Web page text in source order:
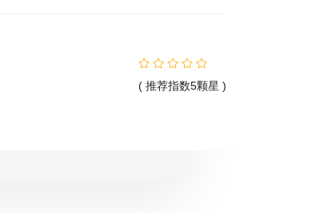
( 推荐指数5颗星 )